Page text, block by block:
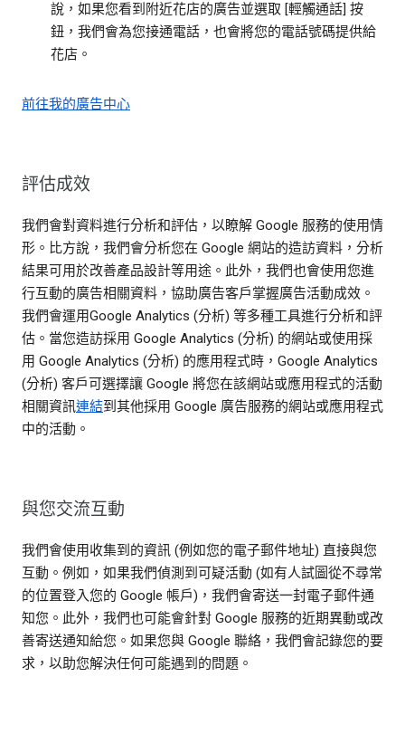
說，如果您看到附近花店的廣告並選取 [輕觸通話] 按
鈕，我們會為您接通電話，也會將您的電話號碼提供給
花店。
前往我的廣告中心
評估成效
我們會對資料進行分析和評估，以瞭解 Google 服務的使用情
形。比方說，我們會分析您在 Google 網站的造訪資料，分析
結果可用於改善產品設計等用途。此外，我們也會使用您進
行互動的廣告相關資料，協助廣告客戶掌握廣告活動成效。
我們會運用Google Analytics (分析) 等多種工具進行分析和評
估。當您造訪採用 Google Analytics (分析) 的網站或使用採
用 Google Analytics (分析) 的應用程式時，Google Analytics
(分析) 客戶可選擇讓 Google 將您在該網站或應用程式的活動
相關資訊連結到其他採用 Google 廣告服務的網站或應用程式
中的活動。
與您交流互動
我們會使用收集到的資訊 (例如您的電子郵件地址) 直接與您
互動。例如，如果我們偵測到可疑活動 (如有人試圖從不尋常
的位置登入您的 Google 帳戶)，我們會寄送一封電子郵件通
知您。此外，我們也可能會針對 Google 服務的近期異動或改
善寄送通知給您。如果您與 Google 聯絡，我們會記錄您的要
求，以助您解決任何可能遇到的問題。